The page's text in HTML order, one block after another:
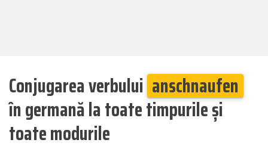
Conjugarea verbului anschnaufen
în germană la toate timpurile și
toate modurile